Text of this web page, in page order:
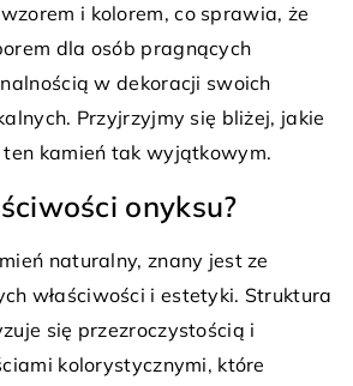
i kolorem, co sprawia, że
dla osób pragnących
w dekoracji swoich
Przyjrzyjmy się bliżej, jakie
ten kamień tak wyjątkowym.
onyksu?
naturalny, znany jest ze
właściwości i estetyki. Struktura
się przezroczystością i
kolorystycznymi, które